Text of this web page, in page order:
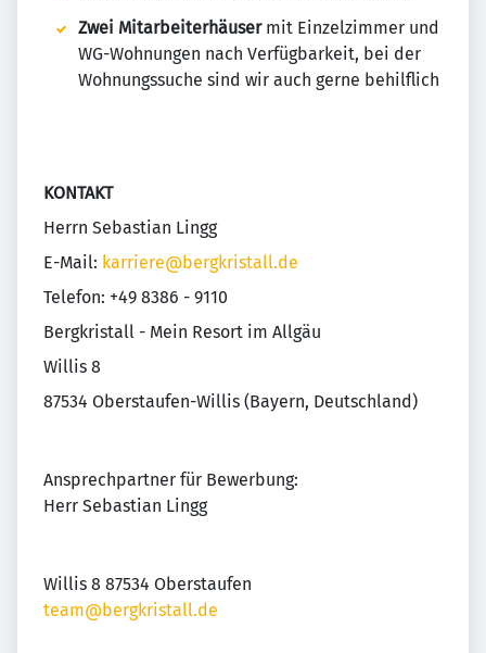
Zwei Mitarbeiterhäusermit Einzelzimmer und
WG-Wohnungen nach Verfügbarkeit, bei der
Wohnungssuche sind wir auch gerne behilflich
KONTAKT
Herrn Sebastian Lingg
E-Mail: karriere@bergkristall.de
Telefon: +49 8386 - 9110
Bergkristall - Mein Resort im Allgäu
Willis 8
87534 Oberstaufen-Willis (Bayern, Deutschland)
Ansprechpartner für Bewerbung:
Herr Sebastian Lingg
Willis 8 87534 Oberstaufen
team@bergkristall.de